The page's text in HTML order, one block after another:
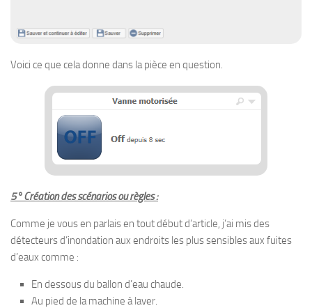
Voici ce que cela donne dans la pièce en question.
5° Création des scénarios ou règles :
Comme je vous en parlais en tout début d’article, j’ai mis des
détecteurs d’inondation aux endroits les plus sensibles aux fuites
d’eaux comme :
En dessous du ballon d’eau chaude.
Au pied de la machine à laver.